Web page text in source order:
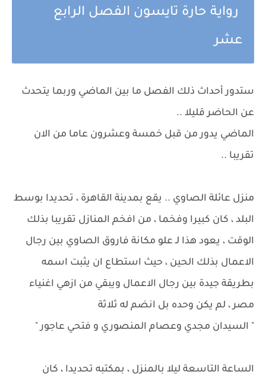
رواية حارة تايسون الفصل الرابع
عشر
ستدور أحداث ذلك الفصل ما بين الماضي وربما يتحدث
عن الحاضر قليلا ..
الماضي يدور من قبل خمسة وعشرون عاما من الان
تقريبا ..
منزل عائلة الصاوي .. يقع بمدينة القاهرة ، تحديدا بوسط
البلد ، كان كبيرا وفخما ، من افخم المنازل تقريبا بذلك
الوقت ، يعود هذا لـ علو مكانة فاروق الصاوي بين رجال
الاعمال بذلك الحين ، حيث استطاع ان يثبت اسمه
بطريقة جيدة بين رجال الاعمال ويبقي من ازهي اغنياء
مصر ، لم يكن وحده بل انضم له ثلاثة
" السيدان مجدي وعصام المنصوري و فتحي عاجور "
الساعة التاسعة ليلا بالمنزل ، بمكتبه تحديدا ، كان